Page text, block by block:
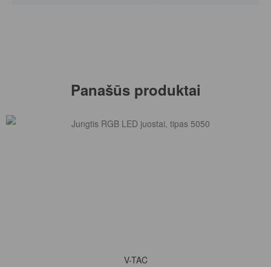
Panašūs produktai
Į KREPŠELĮ
V-TAC